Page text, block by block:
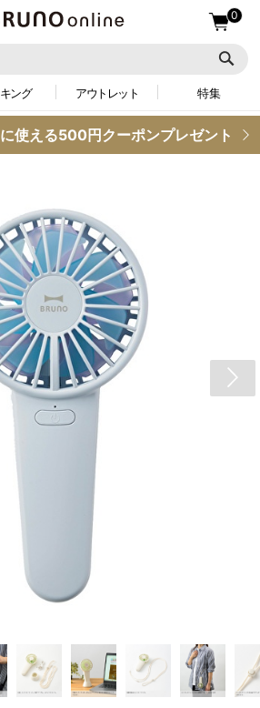
0
ング アウトレット 特集
使える500円クーポンプレゼント